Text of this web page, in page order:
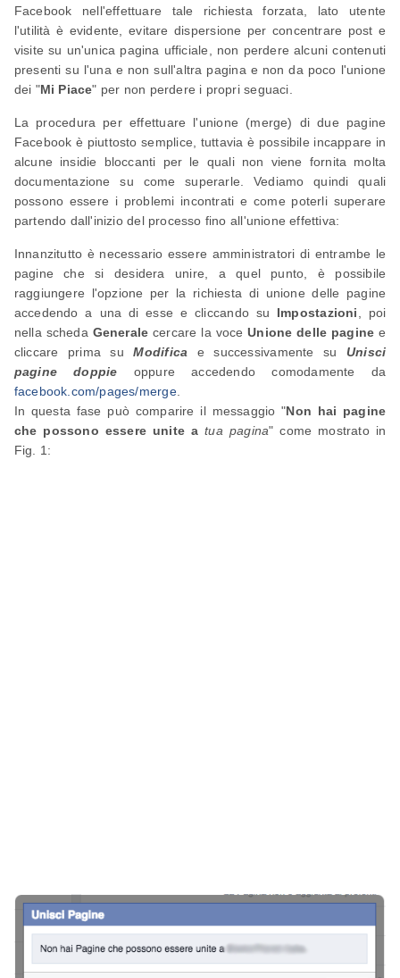
Facebook nell'effettuare tale richiesta forzata, lato utente
l'utilità è evidente, evitare dispersione per concentrare post e
visite su un'unica pagina ufficiale, non perdere alcuni contenuti
presenti su l'una e non sull'altra pagina e non da poco l'unione
dei "Mi Piace" per non perdere i propri seguaci.
La procedura per effettuare l'unione (merge) di due pagine
Facebook è piuttosto semplice, tuttavia è possibile incappare in
alcune insidie bloccanti per le quali non viene fornita molta
documentazione su come superarle. Vediamo quindi quali
possono essere i problemi incontrati e come poterli superare
partendo dall'inizio del processo fino all'unione effettiva:
Innanzitutto è necessario essere amministratori di entrambe le
pagine che si desidera unire, a quel punto, è possibile
raggiungere l'opzione per la richiesta di unione delle pagine
accedendo a una di esse e cliccando su Impostazioni , poi
nella scheda Generale cercare la voceUnione delle pagine e
cliccare prima suModifica e successivamente suUnisci
pagine doppie oppure accedendo comodamente da
facebook.com/pages/merge.
In questa fase può comparire il messaggio "Non hai pagine
che possono essere unite atua pagina" come mostrato in
Fig. 1: